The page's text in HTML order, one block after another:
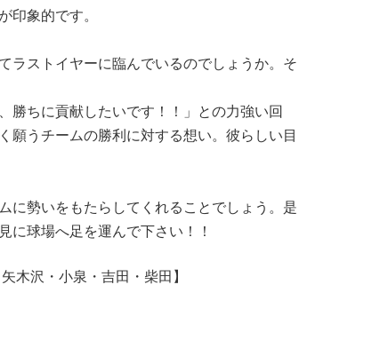
印象的です。
ラストイヤーに臨んでいるのでしょうか。そ
勝ちに貢献したいです！！」との力強い回
願うチームの勝利に対する想い。彼らしい目
に勢いをもたらしてくれることでしょう。是
に球場へ足を運んで下さい！！
木沢・小泉・吉田・柴田】